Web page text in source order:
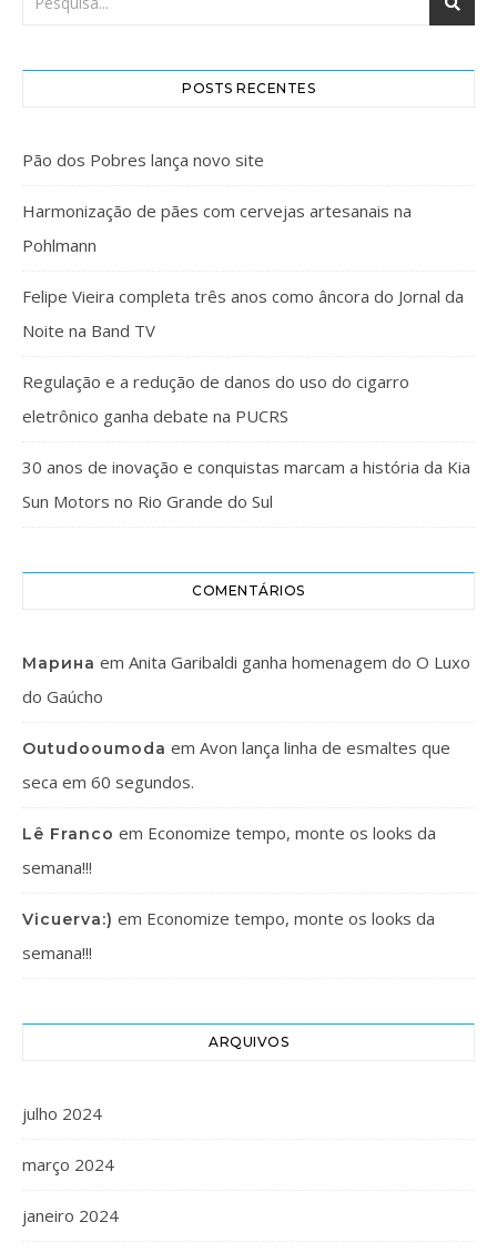
POSTS RECENTES
Pão dos Pobres lança novo site
Harmonização de pães com cervejas artesanais na
Pohlmann
Felipe Vieira completa três anos como âncora do Jornal da
Noite na Band TV
Regulação e a redução de danos do uso do cigarro
eletrônico ganha debate na PUCRS
30 anos de inovação e conquistas marcam a história da Kia
Sun Motors no Rio Grande do Sul
COMENTÁRIOS
Марина em Anita Garibaldi ganha homenagem do O Luxo
do Gaúcho
Outudooumoda em Avon lança linha de esmaltes que
seca em 60 segundos.
Lê Franco em Economize tempo, monte os looks da
semana!!!
Vicuerva:) em Economize tempo, monte os looks da
semana!!!
ARQUIVOS
julho 2024
março 2024
janeiro 2024